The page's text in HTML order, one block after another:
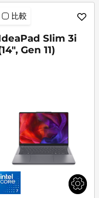
比較
Slim 3i
Gen 11)